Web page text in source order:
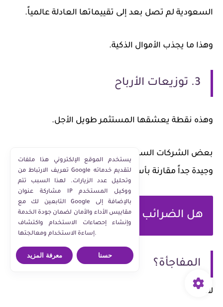
السعودية لم تصل بعد إلى تقييماتها العادلة عالمياً.
وهذا ما يجذب الأموال الذكية.
3. توزيعات الأرباح
وهذه نقطة يعشقها المستثمر طويل الأجل.
بعض الشركات السعودية تقدم توزيعات مستقرة
وجيدة جداً مقارنة بأسواق عالمية كثيرة.
هل الضرائب على الأجانب مرتفعة؟
المفاجأة؟
لا.
يستخدم الموقع الإلكتروني هذا ملفات
تعريف الارتباط من Google لتقديم خدماته
وتحليل عدد الزيارات. لهذا السبب تتم
مشاركة عنوان IP ووكيل المستخدم
التابعين لك مع Google بالإضافة إلى
مقاييس الأداء والأمان لضمان جودة الخدمة
وإنشاء إحصاءات الاستخدام واكتشاف
إساءة الاستخدام ومعالجتها.
معرفة المزيد حسنا